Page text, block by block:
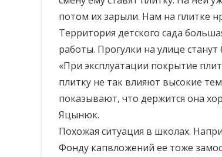
потом их зарыли. Нам на плитке
Территория детского сада
работы. Прогулки на улице станут
«При эксплуатации покрытие
плитку не так влияют высокие
показывают, что держится она
Яцынюк.
Похожая ситуация в школах.
Фонду капвложений ее тоже